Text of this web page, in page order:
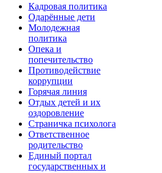
Кадровая политика
Одарённые дети
Молодежная
политика
Опека и
попечительство
Противодействие
коррупции
Горячая линия
Отдых детей и их
оздоровление
Страничка психолога
Ответственное
родительство
Единый портал
государственных и